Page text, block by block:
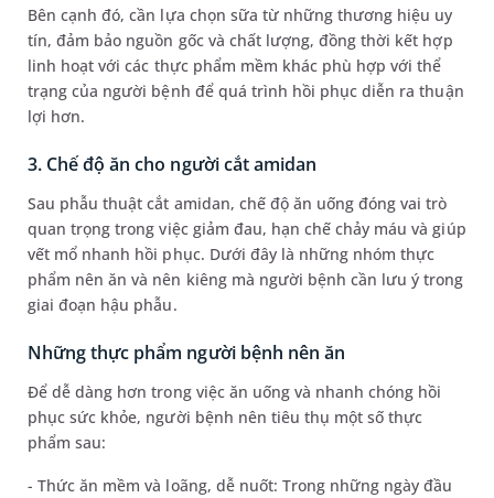
Bên cạnh đó, cần lựa chọn sữa từ những thương hiệu uy
tín, đảm bảo nguồn gốc và chất lượng, đồng thời kết hợp
linh hoạt với các thực phẩm mềm khác phù hợp với thể
trạng của người bệnh để quá trình hồi phục diễn ra thuận
lợi hơn.
3. Chế độ ăn cho người cắt amidan
Sau phẫu thuật cắt amidan, chế độ ăn uống đóng vai trò
quan trọng trong việc giảm đau, hạn chế chảy máu và giúp
vết mổ nhanh hồi phục. Dưới đây là những nhóm thực
phẩm nên ăn và nên kiêng mà người bệnh cần lưu ý trong
giai đoạn hậu phẫu.
Những thực phẩm người bệnh nên ăn
Để dễ dàng hơn trong việc ăn uống và nhanh chóng hồi
phục sức khỏe, người bệnh nên tiêu thụ một số thực
phẩm sau:
- Thức ăn mềm và loãng, dễ nuốt: Trong những ngày đầu